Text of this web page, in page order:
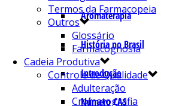
Aromaterapia
História no Brasil
Introdução
Número CAS
Termos da Farmacopeia
Outros
Glossário
Farmacognosia
Cadeia Produtiva
Controle de Qualidade
Adulteração
Cromatografia